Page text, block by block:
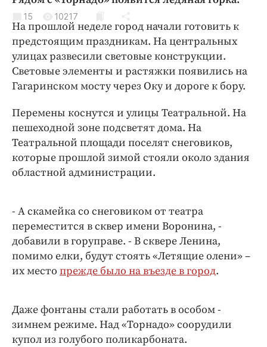
Криминал
Культура
Недвижимость и ЖКХ
Образование
Праздники
Происшествия
Экономика и бизнес
Блоги
Медиаперсона
Интересное чтиво
Бренд года
Работодатель года
15 10217
На прошлой неделе город начали готовить к
предстоящим праздникам. На центральных
улицах развесили световые конструкции.
Световые элементы и растяжки появились на
Гагаринском мосту через Оку и дороге к бору.
Перемены коснутся и улицы Театральной. На
пешеходной зоне подсветят дома. На
Театральной площади поселят снеговиков,
которые прошлой зимой стояли около здания
областной администрации.
- А скамейка со снеговиком от театра
переместится в сквер имени Воронина, -
добавили в горуправе. - В сквере Ленина,
помимо елки, будут стоять «Летящие олени» –
их место прежде было на въезде в город.
Даже фонтаны стали работать в особом -
зимнем режиме. Над «Торнадо» соорудили
купол из голубого поликарбоната.